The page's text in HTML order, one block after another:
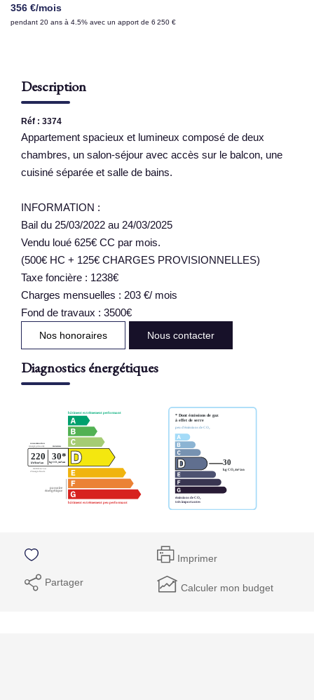
356 €/mois
pendant 20 ans à 4.5% avec un apport de 6 250 €
Description
Réf : 3374
Appartement spacieux et lumineux composé de deux
chambres, un salon-séjour avec accès sur le balcon, une
cuisiné séparée et salle de bains.
INFORMATION :
Bail du 25/03/2022 au 24/03/2025
Vendu loué 625€ CC par mois.
(500€ HC + 125€ CHARGES PROVISIONNELLES)
Taxe foncière : 1238€
Charges mensuelles : 203 €/ mois
Fond de travaux : 3500€
Nos honoraires Nous contacter
Diagnostics énergétiques
Imprimer
Partager Calculer mon budget